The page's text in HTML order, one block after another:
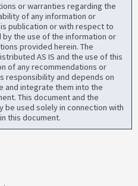
or warranties regarding the
of any information or
publication or with respect to
the use of the information or
provided herein. The
AS IS and the use of this
of any recommendations or
responsibility and depends on
and integrate them into the
This document and the
be used solely in connection with
this document.